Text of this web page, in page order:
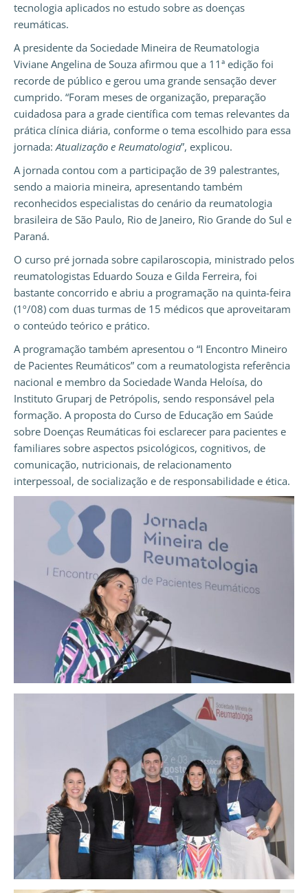
tecnologia aplicados no estudo sobre as doenças
reumáticas.
A presidente da Sociedade Mineira de Reumatologia
Viviane Angelina de Souza afirmou que a 11ª edição foi
recorde de público e gerou uma grande sensação dever
cumprido. “Foram meses de organização, preparação
cuidadosa para a grade científica com temas relevantes da
prática clínica diária, conforme o tema escolhido para essa
jornada:Atualização e Reumatologia”, explicou.
A jornada contou com a participação de 39 palestrantes,
sendo a maioria mineira, apresentando também
reconhecidos especialistas do cenário da reumatologia
brasileira de São Paulo, Rio de Janeiro, Rio Grande do Sul e
Paraná.
O curso pré jornada sobre capilaroscopia, ministrado pelos
reumatologistas Eduardo Souza e Gilda Ferreira, foi
bastante concorrido e abriu a programação na quinta-feira
(1º/08) com duas turmas de 15 médicos que aproveitaram
o conteúdo teórico e prático.
A programação também apresentou o “I Encontro Mineiro
de Pacientes Reumáticos” com a reumatologista referência
nacional e membro da Sociedade Wanda Heloísa, do
Instituto Gruparj de Petrópolis, sendo responsável pela
formação. A proposta do Curso de Educação em Saúde
sobre Doenças Reumáticas foi esclarecer para pacientes e
familiares sobre aspectos psicológicos, cognitivos, de
comunicação, nutricionais, de relacionamento
interpessoal, de socialização e de responsabilidade e ética.